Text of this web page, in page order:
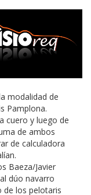
modalidad de
Pamplona.
cuero y luego de
de ambos
de calculadora
Baeza/Javier
dúo navarro
de los pelotaris